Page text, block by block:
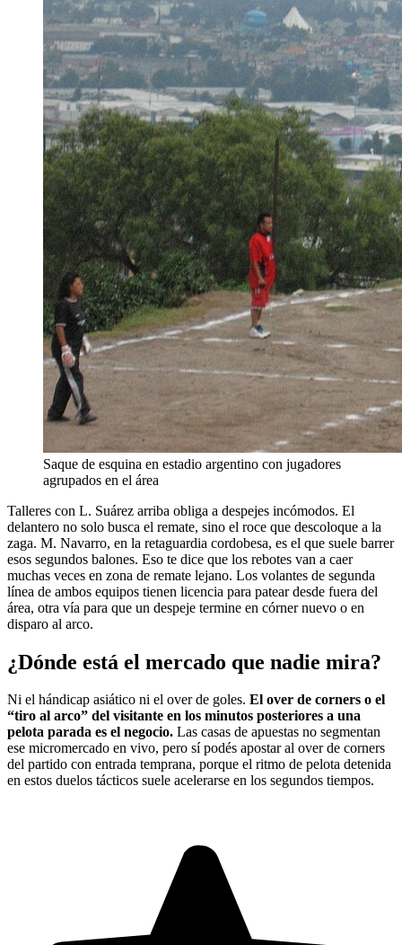
Saque de esquina en estadio argentino con jugadores
agrupados en el área
Talleres con L. Suárez arriba obliga a despejes incómodos. El
delantero no solo busca el remate, sino el roce que descoloque a la
zaga. M. Navarro, en la retaguardia cordobesa, es el que suele barrer
esos segundos balones. Eso te dice que los rebotes van a caer
muchas veces en zona de remate lejano. Los volantes de segunda
línea de ambos equipos tienen licencia para patear desde fuera del
área, otra vía para que un despeje termine en córner nuevo o en
disparo al arco.
¿Dónde está el mercado que nadie mira?
Ni el hándicap asiático ni el over de goles. El over de corners o el
“tiro al arco” del visitante en los minutos posteriores a una
pelota parada es el negocio. Las casas de apuestas no segmentan
ese micromercado en vivo, pero sí podés apostar al over de corners
del partido con entrada temprana, porque el ritmo de pelota detenida
en estos duelos tácticos suele acelerarse en los segundos tiempos.